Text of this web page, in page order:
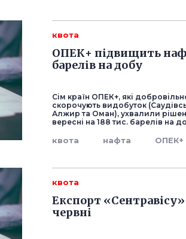
квота
ОПЕК+ підвищить
барелів на добу
Сім країн ОПЕК+, які
скорочують видобуток
Алжир та Оман), ухвалили
вересні на 188 тис. барелів на
квота нафта ОПЕК+
квота
Експорт
червні